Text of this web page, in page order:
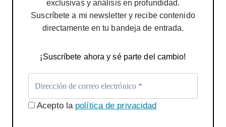
exclusivas y análisis en profundidad.
Suscríbete a mi newsletter y recibe contenido
directamente en tu bandeja de entrada.
¡Suscríbete ahora y sé parte del cambio!
Acepto la política de privacidad